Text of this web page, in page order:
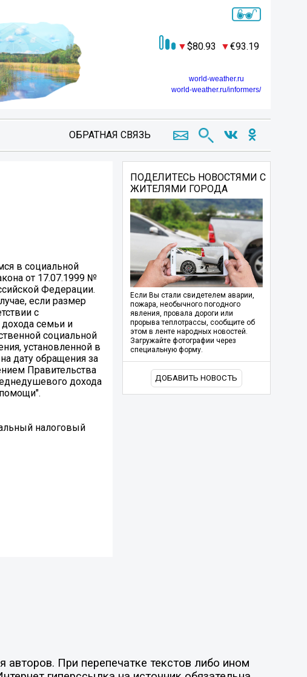
80.93 93.19
world-weather.ru
world-weather.ru/informers/
ОБРАТНАЯ СВЯЗЬ
в социальной
от 17.07.1999 №
Федерации.
если размер
с
семьи и
социальной
установленной в
дату обращения за
Правительства
дохода
налоговый
ПОДЕЛИТЕСЬ НОВОСТЯМИ С
ЖИТЕЛЯМИ ГОРОДА
Если Вы стали свидетелем аварии,
пожара, необычного погодного
явления, провала дороги или
прорыва теплотрассы, сообщите об
этом в ленте народных новостей.
Загружайте фотографии через
специальную форму.
ДОБАВИТЬ НОВОСТЬ
При перепечатке текстов либо ином